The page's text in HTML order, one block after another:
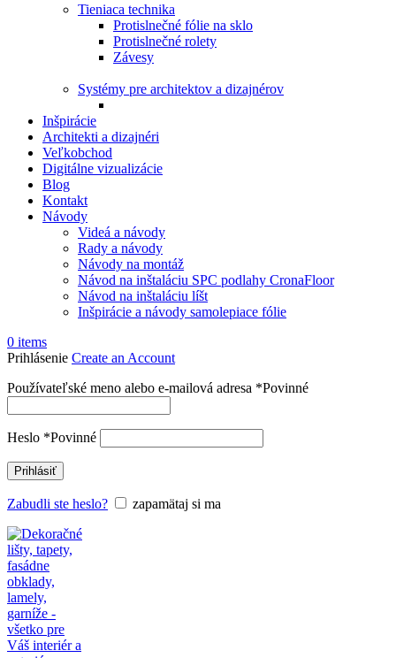
Tieniaca technika
Protislnečné fólie na sklo
Protislnečné rolety
Závesy
Systémy pre architektov a dizajnérov
Inšpirácie
Architekti a dizajnéri
Veľkobchod
Digitálne vizualizácie
Blog
Kontakt
Návody
Videá a návody
Rady a návody
Návody na montáž
Návod na inštaláciu SPC podlahy CronaFloor
Návod na inštaláciu líšt
Inšpirácie a návody samolepiace fólie
0 items
Prihlásenie Create an Account
Používateľské meno alebo e-mailová adresa *Povinné
Heslo *Povinné
Prihlásiť
Zabudli ste heslo? zapamätaj si ma